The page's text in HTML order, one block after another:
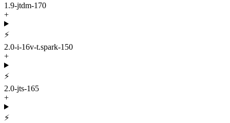
1.9-jtdm-170
+
⚡
2.0-i-16v-t.spark-150
+
⚡
2.0-jts-165
+
⚡